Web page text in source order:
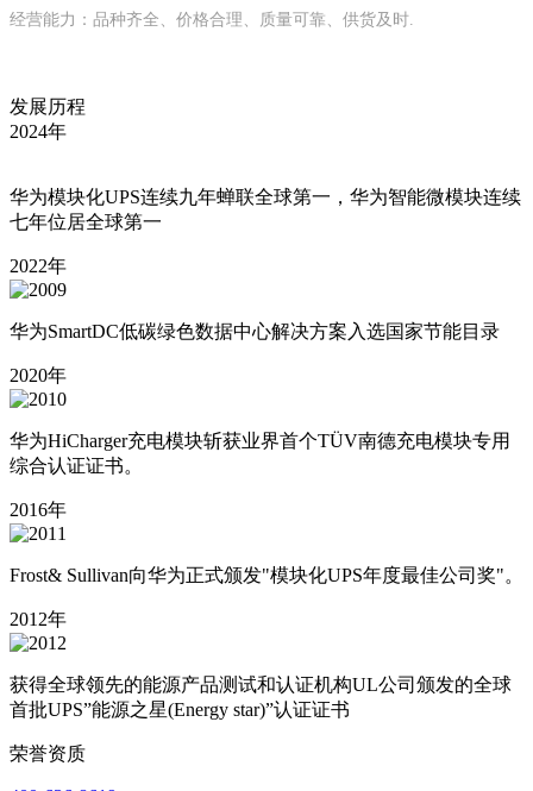
经营能力：品种齐全、价格合理、质量可靠、供货及时.
发展历程
2024年
华为模块化UPS连续九年蝉联全球第一，华为智能微模块连续
七年位居全球第一
2022年
华为SmartDC低碳绿色数据中心解决方案入选国家节能目录
2020年
华为HiCharger充电模块斩获业界首个TÜV南德充电模块专用
综合认证证书。
2016年
Frost& Sullivan向华为正式颁发"模块化UPS年度最佳公司奖"。
2012年
获得全球领先的能源产品测试和认证机构UL公司颁发的全球
首批UPS”能源之星(Energy star)”认证证书
荣誉资质